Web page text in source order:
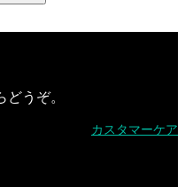
うぞ。
カスタマーケア